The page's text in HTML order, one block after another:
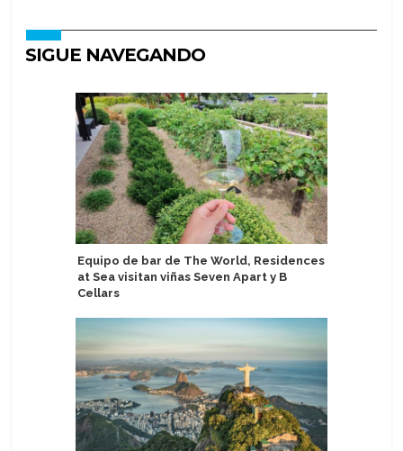
SIGUE NAVEGANDO
Equipo de bar de The World, Residences
at Sea visitan viñas Seven Apart y B
Cellars